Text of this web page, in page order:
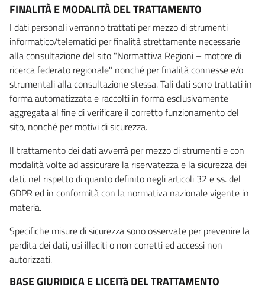
FINALITÀ E MODALITÀ DEL TRATTAMENTO
I dati personali verranno trattati per mezzo di strumenti
informatico/telematici per finalità strettamente necessarie
alla consultazione del sito "Normattiva Regioni – motore di
ricerca federato regionale" nonché per finalità connesse e/o
strumentali alla consultazione stessa. Tali dati sono trattati in
forma automatizzata e raccolti in forma esclusivamente
aggregata al fine di verificare il corretto funzionamento del
sito, nonché per motivi di sicurezza.
Il trattamento dei dati avverrà per mezzo di strumenti e con
modalità volte ad assicurare la riservatezza e la sicurezza dei
dati, nel rispetto di quanto definito negli articoli 32 e ss. del
GDPR ed in conformità con la normativa nazionale vigente in
materia.
Specifiche misure di sicurezza sono osservate per prevenire la
perdita dei dati, usi illeciti o non corretti ed accessi non
autorizzati.
BASE GIURIDICA E LICEITà DEL TRATTAMENTO